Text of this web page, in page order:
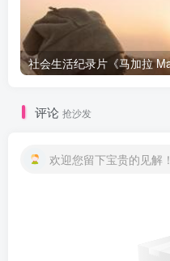
评论 抢沙发
欢迎您留下宝贵的见解！